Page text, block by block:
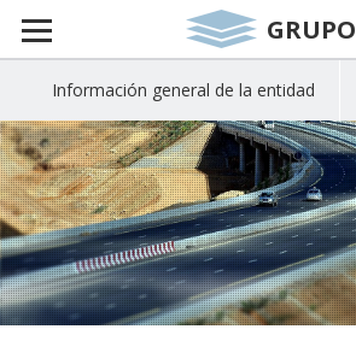
GRUPO
Información general de la entidad